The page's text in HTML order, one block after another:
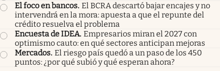
El foco en bancos. El BCRA descartó bajar encajes y no
intervendrá en la mora: apuesta a que el repunte del
crédito resuelva el problema
Encuesta de IDEA. Empresarios miran el 2027 con
optimismo cauto: en qué sectores anticipan mejoras
Mercados. El riesgo país quedó a un paso de los 450
puntos: ¿por qué subió y qué esperan ahora?